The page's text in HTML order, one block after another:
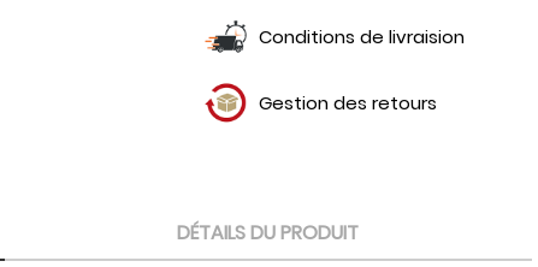
Conditions de livraision
Gestion des retours
DÉTAILS DU PRODUIT